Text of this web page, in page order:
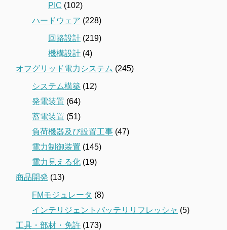
PIC (102)
ハードウェア (228)
回路設計 (219)
機構設計 (4)
オフグリッド電力システム (245)
システム構築 (12)
発電装置 (64)
蓄電装置 (51)
負荷機器及び設置工事 (47)
電力制御装置 (145)
電力見える化 (19)
商品開発 (13)
FMモジュレータ (8)
インテリジェントバッテリリフレッシャ (5)
工具・部材・免許 (173)